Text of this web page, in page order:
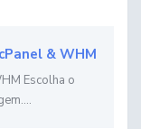
& WHM
Escolha o